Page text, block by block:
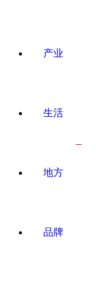
产业
生活
地方
品牌